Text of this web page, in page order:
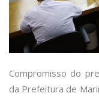
Compromisso do
da Prefeitura de